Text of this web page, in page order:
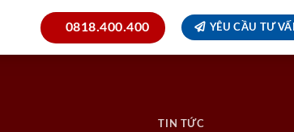
0818.400.400 YÊU CẦU TƯ
TIN TỨC